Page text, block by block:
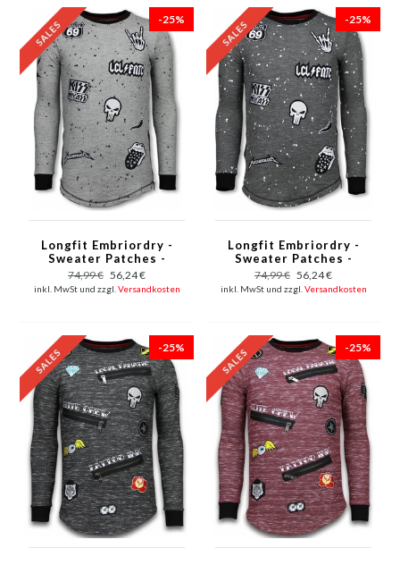
-25%
Longfit Embriordry -
Sweater Patches -
Rockstar - Grau
74,99 € 56,24 €
inkl. MwSt und zzgl. Versandkosten
-25%
Longfit Embriordry -
Sweater Patches -
Rockstar - Anthrazit
74,99 € 56,24 €
inkl. MwSt und zzgl. Versandkosten
-25% -25%